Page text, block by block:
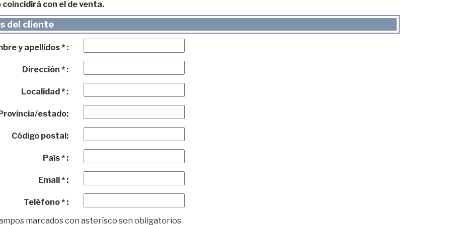
coincidirá con el de venta.
del cliente
y apellidos * :
Dirección * :
Localidad * :
estado:
Código postal:
País * :
Email * :
Teléfono * :
marcados con asterísco son obligatorios